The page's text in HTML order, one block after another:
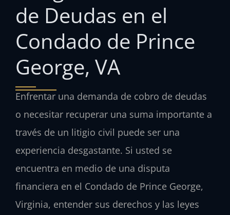
de Deudas en el
Condado de Prince
George, VA
Enfrentar una demanda de cobro de deudas
o necesitar recuperar una suma importante a
través de un litigio civil puede ser una
experiencia desgastante. Si usted se
encuentra en medio de una disputa
financiera en el Condado de Prince George,
Virginia, entender sus derechos y las leyes